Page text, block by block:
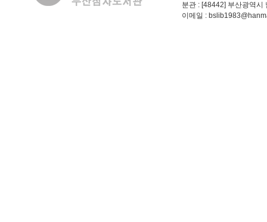
분관 : [48442] 부산광역
이메일 :